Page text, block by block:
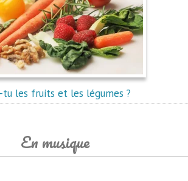
tu les fruits et les légumes ?
En musique